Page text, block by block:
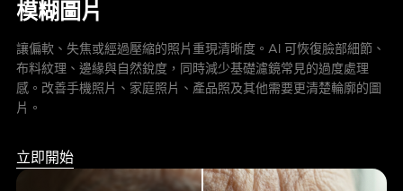
模糊圖片
讓偏軟、失焦或經過壓縮的照片重現清晰度。AI 可恢復臉部細節、
布料紋理、邊緣與自然銳度，同時減少基礎濾鏡常見的過度處理
感。改善手機照片、家庭照片、產品照及其他需要更清楚輪廓的圖
片。
立即開始